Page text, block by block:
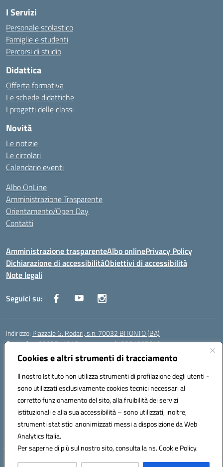
Cookies e altri strumenti di tracciamento
Il nostro Istituto non utilizza strumenti di profilazione degli utenti -
sono utilizzati esclusivamente cookies tecnici necessari al
corretto funzionamento del sito, alla fruibilità dei servizi
istituzionali e alla sua accessibilità – sono utilizzati, inoltre,
strumenti statistici anonimizzati messi a disposizione da Web
Analytics Italia.
Per saperne di più sul nostro sito, consulta la ns. Cookie Policy.
I Servizi
Personale scolastico
Famiglie e studenti
Percorsi di studio
Didattica
Offerta formativa
Le schede didattiche
I progetti delle classi
Novità
Le notizie
Le circolari
Calendario eventi
Albo OnLine
Amministrazione Trasparente
Orientamento/Open Day
Contatti
Amministrazione trasparenteAlbo onlinePrivacy Policy
Dichiarazione di accessibilitàObiettivi di accessibilità
Note legali
Seguici su:
Indirizzo: Piazzale G. Rodari, s.n. 70032 BITONTO (BA)
Centralino:0803741816 - corso serale 3381807642
Email: BATD220004@istruzione.it
Posta elettronica certificata (PEC):batd220004@pec.istruzione.it
Codice meccanografico:BATD220004
Codice Indice delle Pubbliche Amministrazioni (IPA): itcvg
Codice unico di fatturazione (CUF): UFIJVU
la scuola è raggiungibile anche al numero: ☎️ 3520316918
Hosting & Powered by 3D Solution S.r.l.